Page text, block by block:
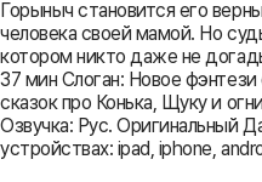
Горыныч становится его
человека своей мамой. Но
котором никто даже не
37 мин Слоган: Новое
сказок про Конька, Щуку и
Озвучка: Рус. Оригинальный
устройствах: ipad, iphone,